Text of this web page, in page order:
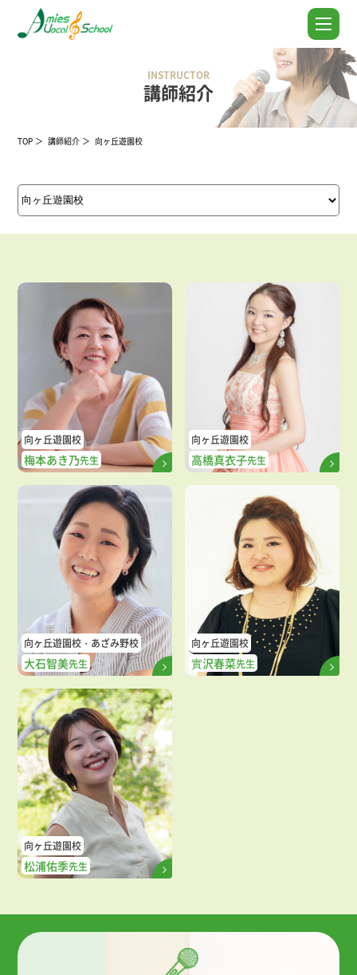
INSTRUCTOR
講師紹介
TOP 講師紹介 向ヶ丘遊園校
向ヶ丘遊園校
梅本あき乃先生
向ヶ丘遊園校
高橋真衣子先生
向ヶ丘遊園校 あざみ野校
大石智美先生
向ヶ丘遊園校
實沢春菜先生
向ヶ丘遊園校
松浦佑季先生